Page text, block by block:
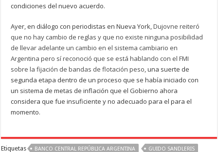
condiciones del nuevo acuerdo.
Ayer, en diálogo con periodistas en Nueva York,Dujovne reiteró
que no hay cambio de reglas y que no existe ninguna posibilidad
de llevar adelante un cambio en el sistema cambiario en
Argentina pero sí reconoció que se está hablando con el FMI
sobre la fijación de bandas de flotación peso, una suerte de
segunda etapa dentro de un proceso que se había iniciado con
un sistema de metas de inflación que el Gobierno ahora
considera que fue insuficiente y no adecuado para el para el
momento.
Etiquetas BANCO CENTRAL REPÚBLICA ARGENTINA GUIDO SANDLERIS